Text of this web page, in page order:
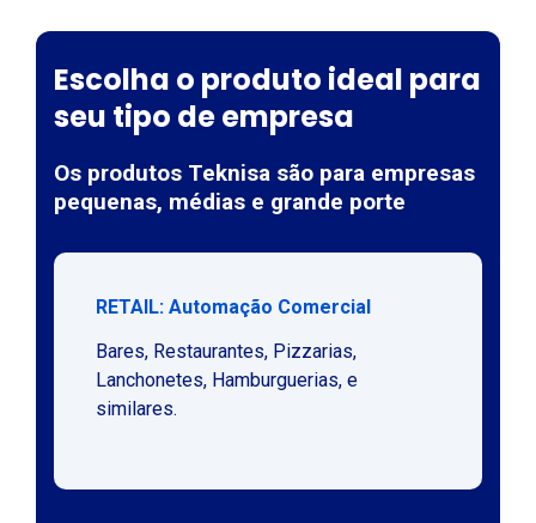
Escolha o produto ideal para
seu tipo de empresa
Os produtos Teknisa são para empresas
pequenas, médias e grande porte
RETAIL: Automação Comercial
Bares, Restaurantes, Pizzarias,
Lanchonetes, Hamburguerias, e
similares.